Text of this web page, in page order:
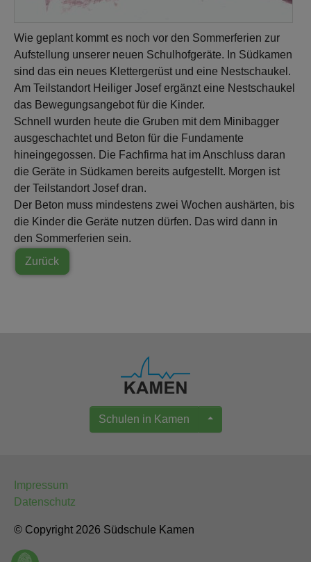
Wie geplant kommt es noch vor den Sommerferien zur
Aufstellung unserer neuen Schulhofgeräte. In Südkamen
sind das ein neues Klettergerüst und eine Nestschaukel.
Am Teilstandort Heiliger Josef ergänzt eine Nestschaukel
das Bewegungsangebot für die Kinder.
Schnell wurden heute die Gruben mit dem Minibagger
ausgeschachtet und Beton für die Fundamente
hineingegossen. Die Fachfirma hat im Anschluss daran
die Geräte in Südkamen bereits aufgestellt. Morgen ist
der Teilstandort Josef dran.
Der Beton muss mindestens zwei Wochen aushärten, bis
die Kinder die Geräte nutzen dürfen. Das wird dann in
den Sommerferien sein.
Zurück
Schulen in Kamen
Impressum
Datenschutz
© Copyright 2026 Südschule Kamen